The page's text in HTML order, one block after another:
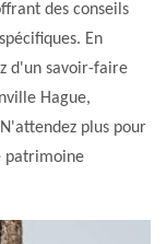
des conseils
En
d'un savoir-faire
Hague,
plus pour
patrimoine